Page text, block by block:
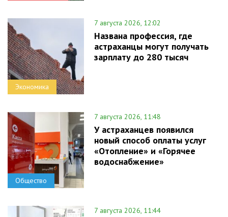
Экономика
7 августа 2026, 12:02
Названа профессия, где
астраханцы могут получать
зарплату до 280 тысяч
Общество
7 августа 2026, 11:48
У астраханцев появился
новый способ оплаты услуг
«Отопление» и «Горячее
водоснабжение»
7 августа 2026, 11:44